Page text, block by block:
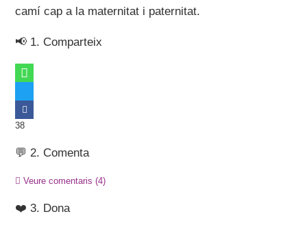
camí cap a la maternitat i paternitat.
📢 1. Comparteix
38
💬 2. Comenta
Veure comentaris(4)
❤️ 3. Dona